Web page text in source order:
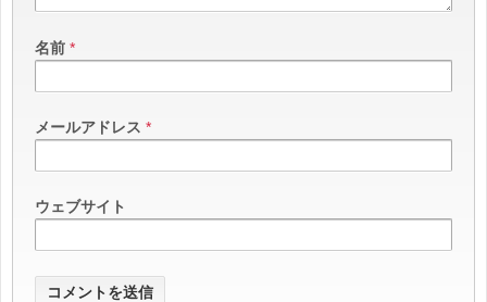
名前 *
メールアドレス *
ウェブサイト